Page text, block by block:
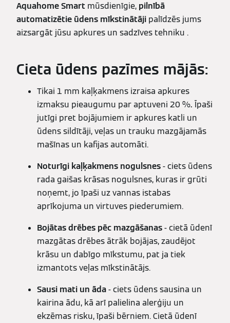
Aquahome Smart mūsdienīgie, pilnībā
automatizētie ūdens mīkstinātāji palīdzēs jums
aizsargāt jūsu apkures un sadzīves tehniku .
Cieta ūdens pazīmes mājās:
Tikai 1 mm kaļķakmens izraisa apkures
izmaksu pieaugumu par aptuveni 20 %. Īpaši
jutīgi pret bojājumiem ir apkures katli un
ūdens sildītāji, veļas un trauku mazgājamās
mašīnas un kafijas automāti.
Noturīgi kaļķakmens nogulsnes- ciets ūdens
rada gaišas krāsas nogulsnes, kuras ir grūti
noņemt, jo īpaši uz vannas istabas
aprīkojuma un virtuves piederumiem.
Bojātas drēbes pēc mazgāšanas- cietā ūdenī
mazgātas drēbes ātrāk bojājas, zaudējot
krāsu un dabīgo mīkstumu, pat ja tiek
izmantots veļas mīkstinātājs.
Sausi mati un āda- ciets ūdens sausina un
kairina ādu, kā arī palielina alerģiju un
ekzēmas risku, īpaši bērniem. Cietā ūdenī